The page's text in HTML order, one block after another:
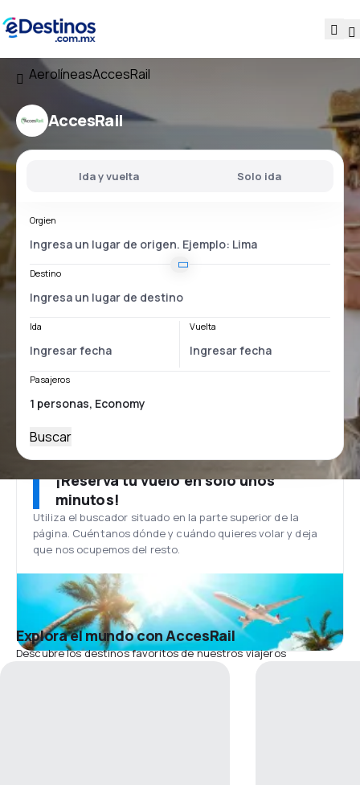
AerolíneasAccesRail
AccesRail
Ida y vuelta Solo ida
Orgien
Destino
Ida Vuelta
Pasajeros
Buscar
¡Reserva tu vuelo en solo unos
minutos!
Utiliza el buscador situado en la parte superior de la
página. Cuéntanos dónde y cuándo quieres volar y deja
que nos ocupemos del resto.
Explora el mundo con AccesRail
Descubre los destinos favoritos de nuestros viajeros